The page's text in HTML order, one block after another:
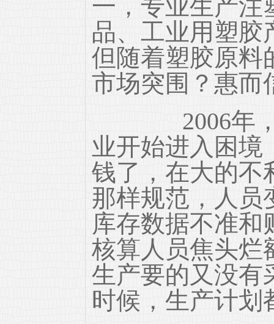
一，专业生产注
品、工业用塑胶
但随着塑胶原料
市场突围？惠而
2006年，塑
业开始进入困境
钱了，在大的不
那样规范，人员
库存数据不准和
核算人员焦头烂
生产要的又没有
时候，生产计划